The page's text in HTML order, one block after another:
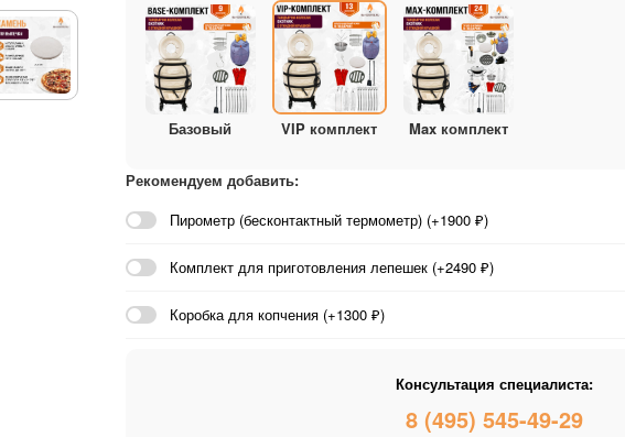
Базовый VIP комплект Max комплект
Рекомендуем добавить:
Пирометр (бесконтактный термометр) (+1900 ₽)
Комплект для приготовления лепешек (+2490 ₽)
Коробка для копчения (+1300 ₽)
Консультация специалиста:
8 (495) 545-49-29